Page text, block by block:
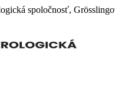
spoločnosť,